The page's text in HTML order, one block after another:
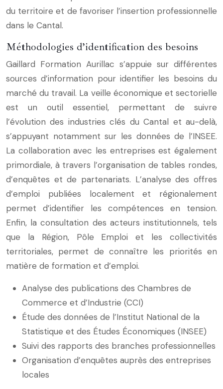
du territoire et de favoriser l’insertion professionnelle
dans le Cantal.
Méthodologies d’identification des besoins
Gaillard Formation Aurillac s’appuie sur différentes
sources d’information pour identifier les besoins du
marché du travail. La veille économique et sectorielle
est un outil essentiel, permettant de suivre
l’évolution des industries clés du Cantal et au-delà,
s’appuyant notamment sur les données de l’INSEE.
La collaboration avec les entreprises est également
primordiale, à travers l’organisation de tables rondes,
d’enquêtes et de partenariats. L’analyse des offres
d’emploi publiées localement et régionalement
permet d’identifier les compétences en tension.
Enfin, la consultation des acteurs institutionnels, tels
que la Région, Pôle Emploi et les collectivités
territoriales, permet de connaître les priorités en
matière de formation et d’emploi.
Analyse des publications des Chambres de
Commerce et d’Industrie (CCI)
Étude des données de l’Institut National de la
Statistique et des Études Économiques (INSEE)
Suivi des rapports des branches professionnelles
Organisation d’enquêtes auprès des entreprises
locales